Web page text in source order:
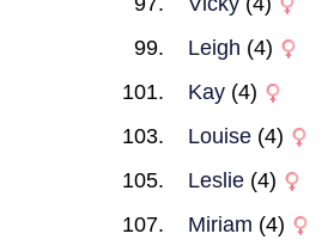
Leigh (4)
Kay (4)
Louise (4)
Leslie (4)
Miriam (4)